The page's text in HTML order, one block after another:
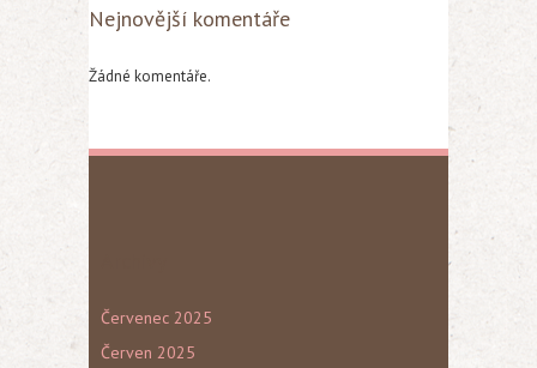
Nejnovější komentáře
Žádné komentáře.
Červenec 2025
Červen 2025